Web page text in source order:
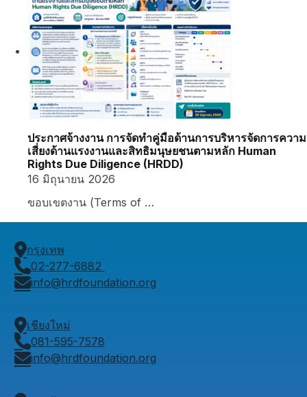
ประกาศจ้างงาน การจัดทำคู่มือด้านการบริหารจัดการความ
เสี่ยงด้านแรงงานและสิทธิมนุษยชนตามหลัก Human
Rights Due Diligence (HRDD)
16 มิถุนายน 2026
ขอบเขตงาน (Terms of …
กรุงเทพ
02-277-6882
info@hrdfoundation.org
เชียงใหม่
081-595-7578
info@hrdfoundation.org